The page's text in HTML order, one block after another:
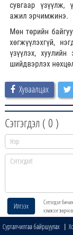
сувгаар үзүүлж,
ажил эрчимжинэ.
Мөн төрийн
хөгжүүлэхгүй,
үзүүлэх, хуулийн
шийдвэрлэх
Хуваалцах
Сэтгэгдэл ( 0 )
Илгээх
Сэтгэгдэл
хэмжээг
Сурталчилгаа байршуулах